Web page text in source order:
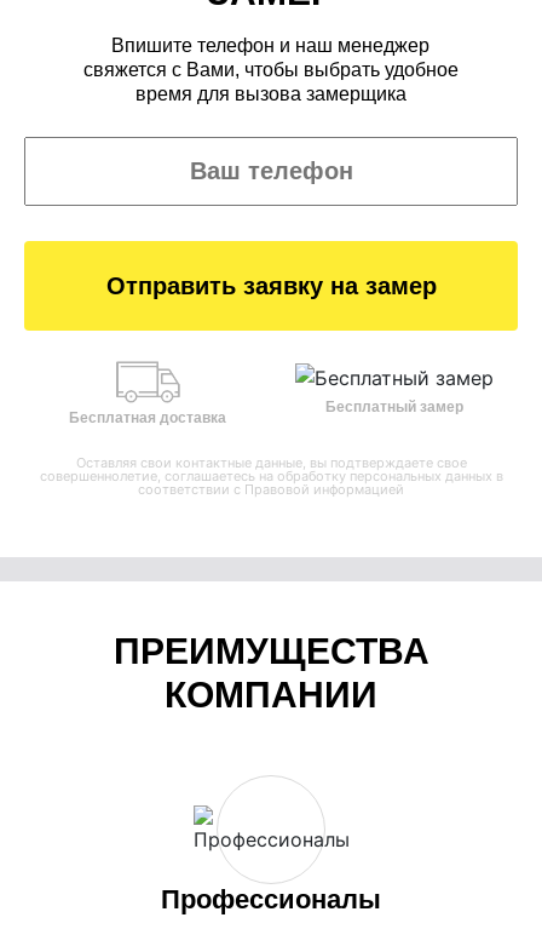
Впишите телефон и наш менеджер
свяжется с Вами, чтобы выбрать удобное
время для вызова замерщика
Отправить заявку на замер
Бесплатная доставка
Бесплатный замер
Оставляя свои контактные данные, вы подтверждаете свое
совершеннолетие, соглашаетесь на обработку персональных данных в
соответствии с Правовой информацией
ПРЕИМУЩЕСТВА
КОМПАНИИ
Профессионалы